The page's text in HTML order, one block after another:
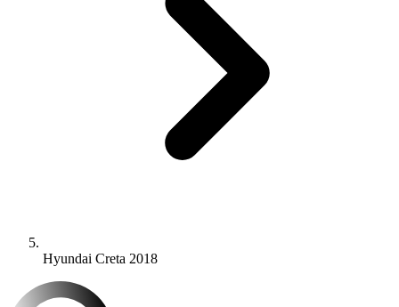
Hyundai Creta 2018